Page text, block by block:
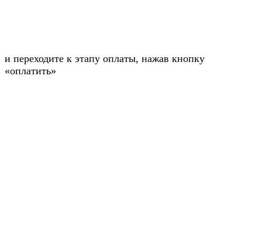
и переходите к этапу оплаты, нажав кнопку
«оплатить»